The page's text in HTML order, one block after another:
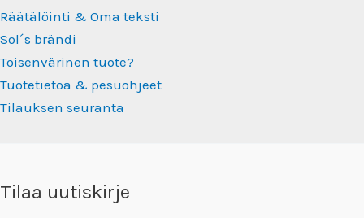
Räätälöinti & Oma teksti
Sol´s brändi
Toisenvärinen tuote?
Tuotetietoa & pesuohjeet
Tilauksen seuranta
Tilaa uutiskirje